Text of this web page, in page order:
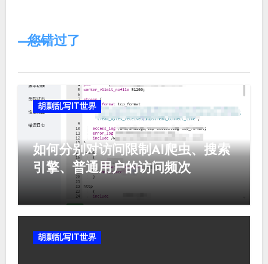
您错过了
胡剽乱写IT世界
如何分别对访问限制AI爬虫、搜索
引擎、普通用户的访问频次
胡剽乱写IT世界